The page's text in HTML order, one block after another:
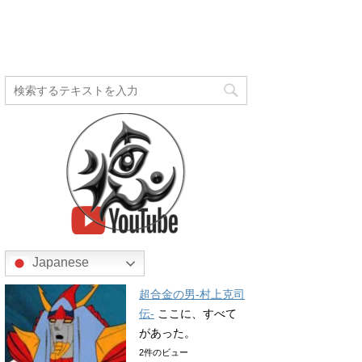
Japanese
超合金の男-村上克司
伝- ここに、すべて
があった。
2件のビュー